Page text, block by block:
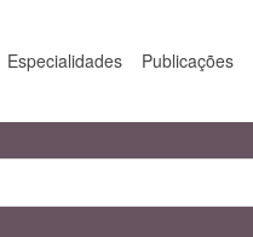
Especialidades Publicações